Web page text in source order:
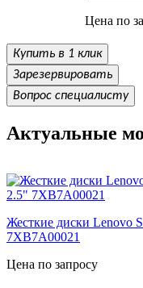
Цена по
Купить в 1 клик
Зарезервировать
Вопрос специалисту
Актуальные
Жесткие диски Lenovo
7XB7A00021
Цена по запросу